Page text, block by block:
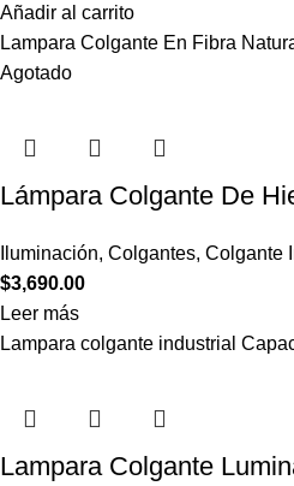
Añadir al carrito
Lampara Colgante En Fibra
Agotado
Lámpara Colgante De
Iluminación, Colgantes, Colgante
$3,690.00
Leer más
Lampara colgante industrial
Lampara Colgante